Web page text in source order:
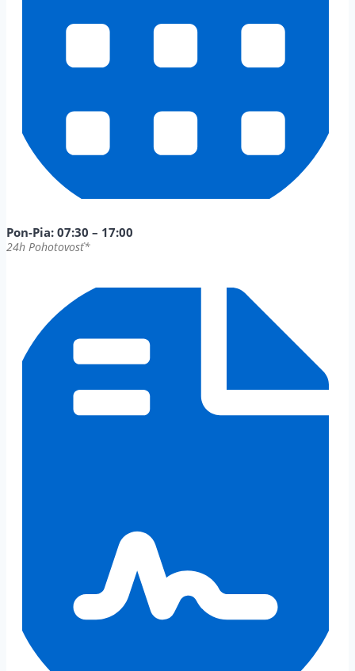
Pon-Pia: 07:30 – 17:00
24h Pohotovosť*